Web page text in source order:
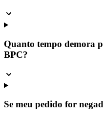
Quanto tempo demora
BPC?
Se meu pedido for